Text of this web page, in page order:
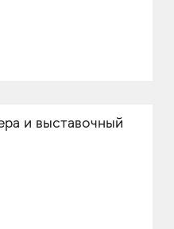
и выставочный